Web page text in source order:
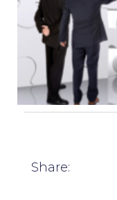
Share: